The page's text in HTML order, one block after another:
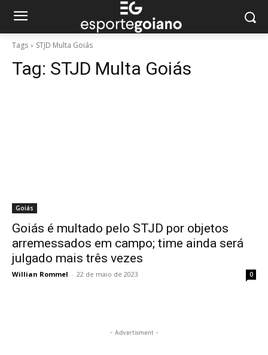
Tags STJD Multa Goiás
Tag: STJD Multa Goiás
Goiás
Goiás é multado pelo STJD por objetos
arremessados em campo; time ainda será
julgado mais três vezes
Willian Rommel - 22 de maio de 2023 0
- Advertisment -